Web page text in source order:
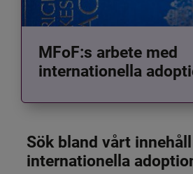
MFoF:s arbete med
internationella
Sök bland vårt
internationella